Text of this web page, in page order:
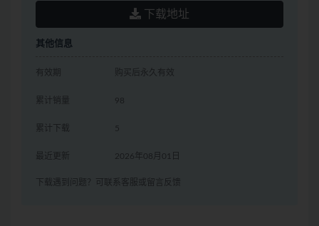
下载地址
其他信息
有效期 购买后永久有效
累计销量 98
累计下载 5
最近更新 2026年08月01日
下载遇到问题？可联系客服或留言反馈